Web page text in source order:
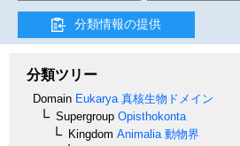
分類情報の提供
分類ツリー
Domain Eukarya 真核生物ドメイン
Supergroup Opisthokonta
Kingdom Animalia 動物界